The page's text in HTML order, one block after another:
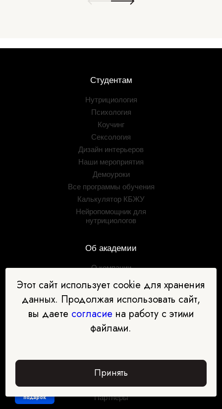
подарок
Студентам
Нутрициология
Психология
Коучинг
Сексология
Дизайн интерьеров
Наши мероприятия
Демоуроки
Все программы обучения
Калькулятор КБЖУ
Нейропомощник для
нутрициологов
Об академии
О компании
Сведения об
образовательной
организации
Лицензии и дипломы
Блог
Условия рассрочки
Контакты
Задать вопрос
Партнёрская программа
Партнёры
Этот сайт использует cookie для хранения
данных. Продолжая использовать сайт,
вы даете согласие на работу с этими
файлами.
Принять